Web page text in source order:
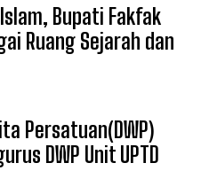
Bupati Fakfak
Ruang Sejarah dan
Persatuan(DWP)
DWP Unit UPTD